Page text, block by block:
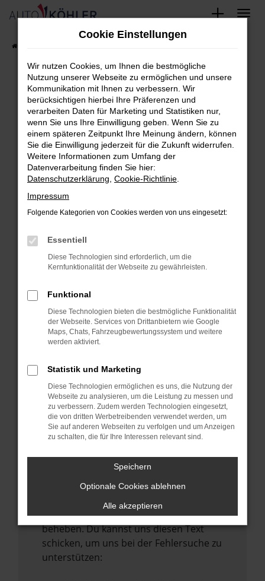
Zum
Fehler: Network Error
Beim Laden ist ein Fehler aufgetreten.
Hier sind ein paar Tipps, die dir helfen können:
Überprüfe deine Firewall und deine
Internetverbindung.
Laden andere Webseiten, zum Beispiel
deine Suchmaschine?
Manche Erweiterungen, wie Werbeblocker,
können das Laden bestimmter Seiten
verhindern. Funktioniert die Seite in einem
Fenster?
Starte dein Gerät neu.
Das kann manchmal helfen,
vorübergehende Probleme zu beheben.
Stelle sicher, dass dein Browser und dein
Betriebssystem auf dem neuesten Stand
sind.
Veraltete Software birgt nicht nur ein
Sicherheitsrisiko, sondern kann auch dazu
führen, dass bestimmte Funktionen nicht
Wende dich an den Webseitenbetreiber.
Wenn du alle oben genannten Schritte
versucht hast, kontaktiere uns bitte. Wir
werden versuchen, das Problem zu
beheben. Du kannst uns diesen Text
schicken, um uns bei der Fehlersuche zu
unterstützen:
Cookie Einstellungen
Wir nutzen Cookies, um Ihnen die bestmögliche
Nutzung unserer Webseite zu ermöglichen und unsere
Kommunikation mit Ihnen zu verbessern. Wir
berücksichtigen hierbei Ihre Präferenzen und
verarbeiten Daten für Marketing und Statistiken nur,
wenn Sie uns Ihre Einwilligung geben. Wenn Sie zu
einem späteren Zeitpunkt Ihre Meinung ändern, können
Sie die Einwilligung jederzeit für die Zukunft widerrufen.
Weitere Informationen zum Umfang der
Datenverarbeitung finden Sie hier:
Datenschutzerklärung Cookie-Richtlinie
Impressum
Folgende Kategorien von Cookies werden von uns eingesetzt:
Essentiell
Diese Technologien sind erforderlich, um die
Kernfunktionalität der Webseite zu gewährleisten.
Funktional
Diese Technologien bieten die bestmögliche Funktionalität
der Webseite. Services von Drittanbietern wie Google
Maps, Chats, Fahrzeugbewertungssystem und weitere
werden aktiviert.
Statistik und Marketing
Diese Technologien ermöglichen es uns, die Nutzung der
Webseite zu analysieren, um die Leistung zu messen und
zu verbessern. Zudem werden Technologien eingesetzt,
die von dritten Werbetreibenden verwendet werden, um
Sie auf anderen Webseiten zu verfolgen und um Anzeigen
zu schalten, die für Ihre Interessen relevant sind.
Speichern
Optionale Cookies ablehnen
Alle akzeptieren